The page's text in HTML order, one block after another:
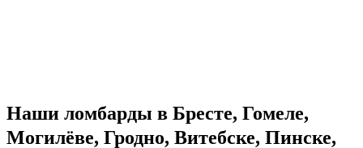
Наши ломбарды в Бресте, Гомеле,
Могилёве, Гродно, Витебске, Пинске,